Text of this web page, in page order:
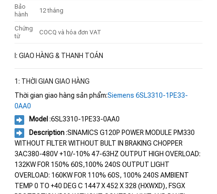
Bảo
hành
12 tháng
Chứng
từ
COCQ và hóa đơn VAT
I: GIAO HÀNG & THANH TOÁN
1: THỜI GIAN GIAO HÀNG
Thời gian giao hàng sản phẩm:Siemens 6SL3310-1PE33-
0AA0
Model :6SL3310-1PE33-0AA0
Description:SINAMICS G120P POWER MODULE PM330
WITHOUT FILTER WITHOUT BULT IN BRAKING CHOPPER
3AC380-480V +10/-10% 47-63HZ OUTPUT HIGH OVERLOAD:
132KW FOR 150% 60S,100% 240S OUTPUT LIGHT
OVERLOAD: 160KW FOR 110% 60S, 100% 240S AMBIENT
TEMP 0 TO +40 DEG C 1447 X 452 X 328 (HXWXD), FSGX